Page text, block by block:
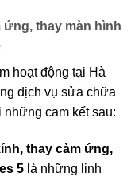
ứng, thay màn hình
hoạt động tại Hà
dịch vụ sửa chữa
cam kết sau:
thay cảm ứng,
5là những linh